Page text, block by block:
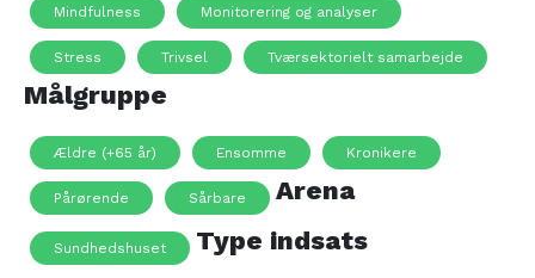
Mindfulness Monitorering og analyser
Stress Trivsel Tværsektorielt samarbejde
Målgruppe
Ældre (+65 år) Ensomme Kronikere
Pårørende Sårbare Arena
Sundhedshuset Type indsats